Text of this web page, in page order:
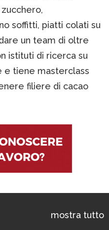
soffitti, piatti colati su
un team di oltre
istituti di ricerca su
e tiene masterclass
filiere di cacao
mostra tutto